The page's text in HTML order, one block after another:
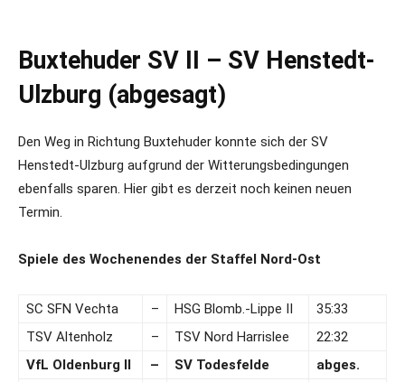
Buxtehuder SV II – SV Henstedt-
Ulzburg (abgesagt)
Den Weg in Richtung Buxtehuder konnte sich der SV
Henstedt-Ulzburg aufgrund der Witterungsbedingungen
ebenfalls sparen. Hier gibt es derzeit noch keinen neuen
Termin.
Spiele des Wochenendes der Staffel Nord-Ost
SC SFN Vechta – HSG Blomb.-Lippe II
35:33
TSV Altenholz
– TSV Nord Harrislee
22:32
VfL Oldenburg II
– SV Todesfelde abges.